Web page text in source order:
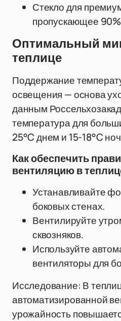
Стекло для
пропускающее
Оптимальный
теплице
Поддержание
освещения — основа
данным
температура для
25°C днем и 15-18°C
Как обеспечить
вентиляцию в
Устанавливайте
боковых стенах.
Вентилируйте
сквозняков.
Используйте
вентиляторы для
Исследование: В
автоматизированной
урожайность